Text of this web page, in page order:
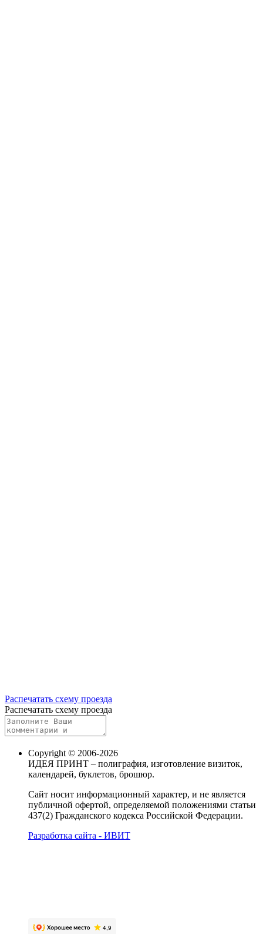
Распечатать схему проезда
Распечатать схему проезда
Copyright © 2006-2026
ИДЕЯ ПРИНТ – полиграфия, изготовление визиток,
календарей, буклетов, брошюр.
Сайт носит информационный характер, и не является
публичной офертой, определяемой положениями статьи
437(2) Гражданского кодекса Российской Федерации.
Разработка сайта - ИВИТ